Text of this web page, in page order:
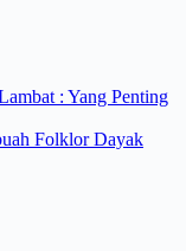
: Yang Penting
Folklor Dayak